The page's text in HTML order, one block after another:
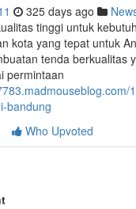
325 days ago
tinggi untuk
kota yang tepat untuk
tenda berkualitas
permintaan
bandung
Who Upvoted